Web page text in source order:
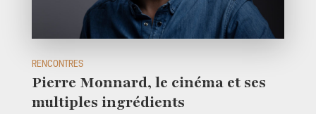
RENCONTRES
Pierre Monnard, le cinéma et ses
multiples ingrédients